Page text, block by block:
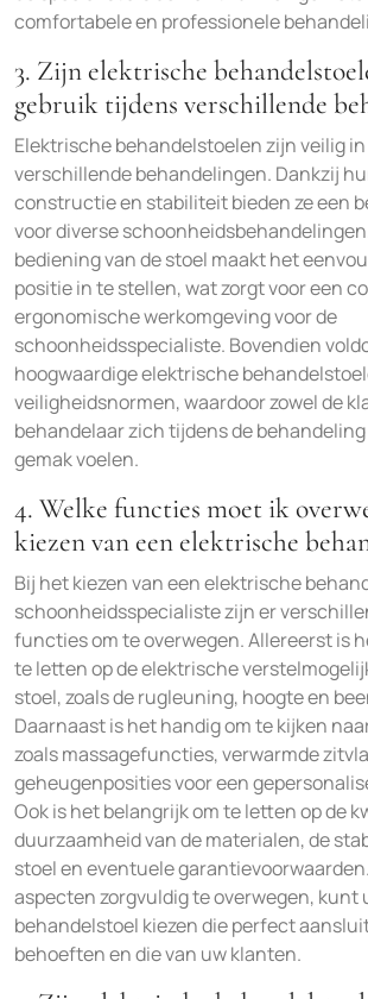
comfortabele en professionele
3. Zijn elektrische
gebruik tijdens verschillende
Elektrische behandelstoelen zijn veilig
verschillende behandelingen. Dankzij
constructie en stabiliteit bieden ze een
voor diverse
bediening van de stoel maakt het
positie in te stellen, wat zorgt voor een
ergonomische werkomgeving voor de
schoonheidsspecialiste. Bovendien
hoogwaardige elektrische
veiligheidsnormen, waardoor zowel de
behandelaar zich tijdens de
gemak voelen.
4. Welke functies moet ik
kiezen van een elektrische
Bij het kiezen van een elektrische
schoonheidsspecialiste zijn er
functies om te overwegen. Allereerst is
te letten op de elektrische
stoel, zoals de rugleuning, hoogte en
Daarnaast is het handig om te kijken
zoals massagefuncties, verwarmde
geheugenposities voor een
Ook is het belangrijk om te letten op de
duurzaamheid van de materialen, de
stoel en eventuele
aspecten zorgvuldig te overwegen, kunt
behandelstoel kiezen die perfect
behoeften en die van uw klanten.